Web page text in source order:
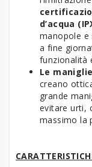
d’acqua
manopole e
a fine
funzionalità
Le maniglie
creano
grande
evitare urti,
massimo la